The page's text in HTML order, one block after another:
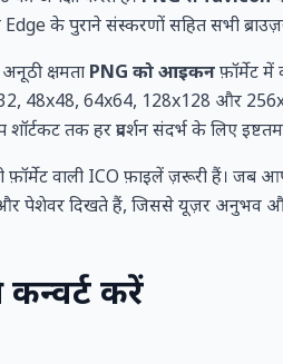
पुराने संस्करणों सहित सभी ब्राउज़र में
क्षमता PNG को आइकनफ़ॉर्मेट
48x48, 64x64, 128x128 और
तक हर प्रदर्शन संदर्भ के लिए
वाली ICO फ़ाइलें ज़रूरी हैं। जब
पेशेवर दिखते हैं, जिससे यूज़र अनुभव और
करें